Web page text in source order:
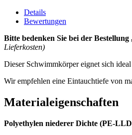
Details
Bewertungen
Bitte bedenken Sie bei der
Lieferkosten)
Dieser Schwimmkörper eignet sich
Wir empfehlen eine Eintauchtiefe von
Materialeigenschaften
Polyethylen niederer Dichte (PE-